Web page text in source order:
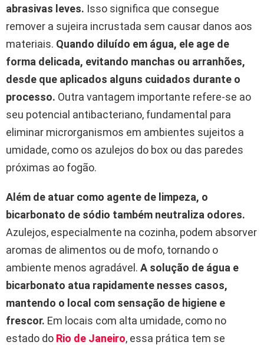
abrasivas leves. Isso significa que consegue
remover a sujeira incrustada sem causar danos aos
materiais. Quando diluído em água, ele age de
forma delicada, evitando manchas ou arranhões,
desde que aplicados alguns cuidados durante o
processo. Outra vantagem importante refere-se ao
seu potencial antibacteriano, fundamental para
eliminar microrganismos em ambientes sujeitos a
umidade, como os azulejos do box ou das paredes
próximas ao fogão.
Além de atuar como agente de limpeza, o
bicarbonato de sódio também neutraliza odores.
Azulejos, especialmente na cozinha, podem absorver
aromas de alimentos ou de mofo, tornando o
ambiente menos agradável. A solução de água e
bicarbonato atua rapidamente nesses casos,
mantendo o local com sensação de higiene e
frescor. Em locais com alta umidade, como no
estado do Rio de Janeiro, essa prática tem se